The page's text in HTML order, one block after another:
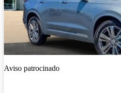
Aviso patrocinado